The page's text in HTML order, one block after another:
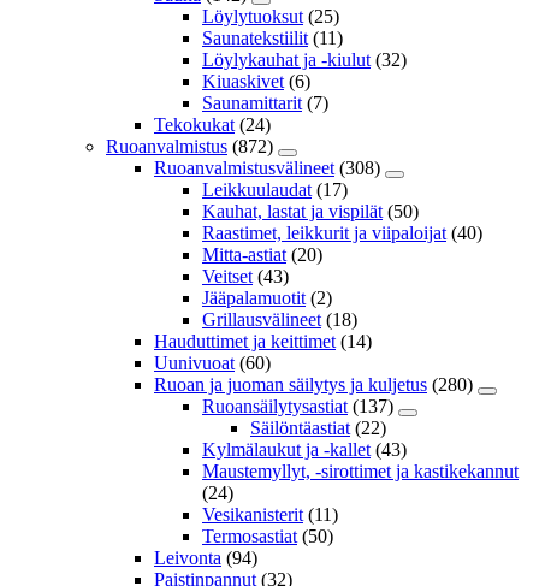
Löylytuoksut (25)
Saunatekstiilit (11)
Löylykauhat ja -kiulut (32)
Kiuaskivet (6)
Saunamittarit (7)
Tekokukat (24)
Ruoanvalmistus (872)
Ruoanvalmistusvälineet (308)
Leikkuulaudat (17)
Kauhat, lastat ja vispilät (50)
Raastimet, leikkurit ja viipaloijat (40)
Mitta-astiat (20)
Veitset (43)
Jääpalamuotit (2)
Grillausvälineet (18)
Hauduttimet ja keittimet (14)
Uunivuoat (60)
Ruoan ja juoman säilytys ja kuljetus (280)
Ruoansäilytysastiat (137)
Säilöntäastiat (22)
Kylmälaukut ja -kallet (43)
Maustemyllyt, -sirottimet ja kastikekannut
(24)
Vesikanisterit (11)
Termosastiat (50)
Leivonta (94)
Paistinpannut (32)